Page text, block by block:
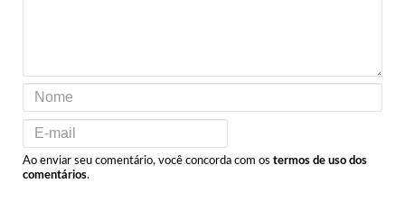
Ao enviar seu comentário, você concorda com os termos de uso dos
comentários.